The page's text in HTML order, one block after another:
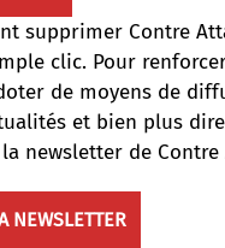
supprimer Contre
clic. Pour
de moyens de
et bien plus
newsletter de Contre
NEWSLETTER